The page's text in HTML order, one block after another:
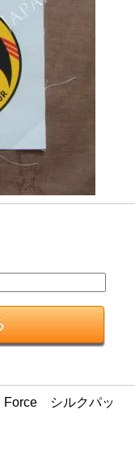
Force シルクパッ